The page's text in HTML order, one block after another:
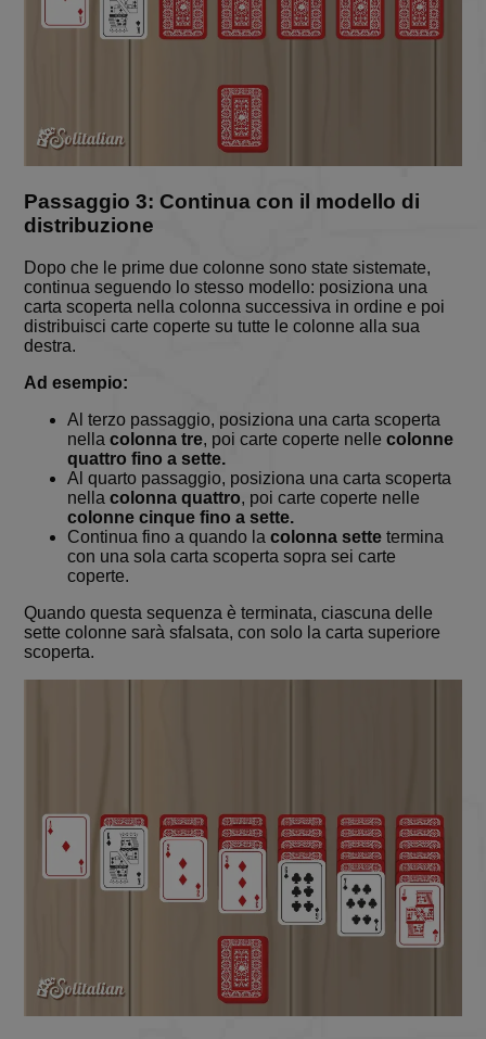
Passaggio 3: Continua con il modello di
distribuzione
Dopo che le prime due colonne sono state sistemate,
continua seguendo lo stesso modello: posiziona una
carta scoperta nella colonna successiva in ordine e poi
distribuisci carte coperte su tutte le colonne alla sua
destra.
Ad esempio:
Al terzo passaggio, posiziona una carta scoperta
nellacolonna tre, poi carte coperte nellecolonne
quattro fino a sette.
Al quarto passaggio, posiziona una carta scoperta
nellacolonna quattro, poi carte coperte nelle
colonne cinque fino a sette.
Continua fino a quando lacolonna sette termina
con una sola carta scoperta sopra sei carte
coperte.
Quando questa sequenza è terminata, ciascuna delle
sette colonne sarà sfalsata, con solo la carta superiore
scoperta.